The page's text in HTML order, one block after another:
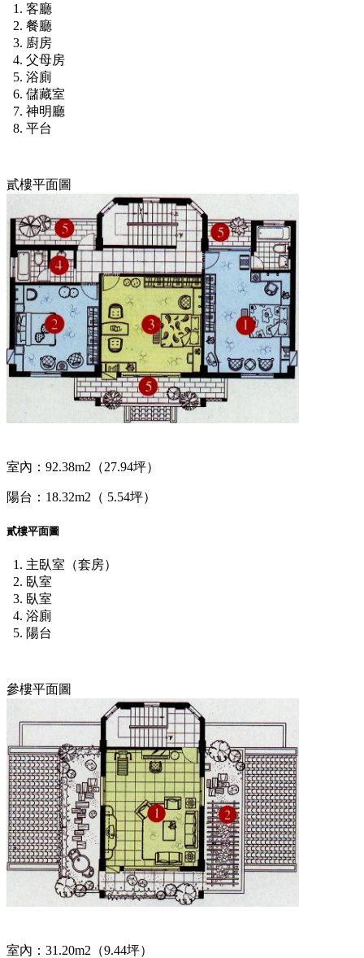
客廳
餐廳
廚房
父母房
浴廁
儲藏室
神明廳
平台
貳樓平面圖
室內：92.38m2（27.94坪）
陽台：18.32m2（ 5.54坪）
貳樓平面圖
主臥室（套房）
臥室
臥室
浴廁
陽台
參樓平面圖
室內：31.20m2（9.44坪）